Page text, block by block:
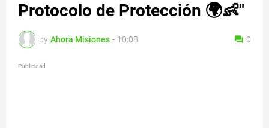
Protocolo de Protección 🌍👶"
by Ahora Misiones - 10:08 0
Publicidad